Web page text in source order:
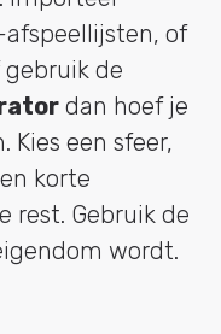
of
de
dan hoef je
Kies een sfeer,
korte
rest. Gebruik de
wordt.